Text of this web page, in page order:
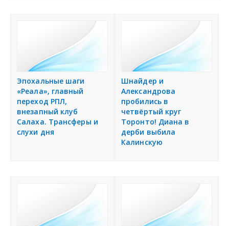
Создать веб-сайт
Эпохальные шаги
«Реала», главный
переход РПЛ,
внезапный клуб
Салаха. Трансферы и
слухи дня
Шнайдер и
Александрова
пробились в
четвёртый круг
Торонто! Диана в
дерби выбила
Калинскую